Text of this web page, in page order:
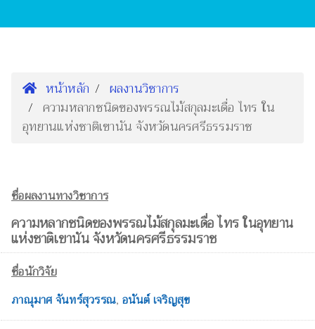
หน้าหลัก
ผลงานวิชาการ
ความหลากชนิดของพรรณไม้สกุลมะเดื่อ ไทร ใน
อุทยานแห่งชาติเขานัน จังหวัดนครศรีธรรมราช
ชื่อผลงานทางวิชาการ
ความหลากชนิดของพรรณไม้สกุลมะเดื่อ ไทร ในอุทยาน
แห่งชาติเขานัน จังหวัดนครศรีธรรมราช
ชื่อนักวิจัย
ภาณุมาศ จันทร์สุวรรณ, อนันต์ เจริญสุข